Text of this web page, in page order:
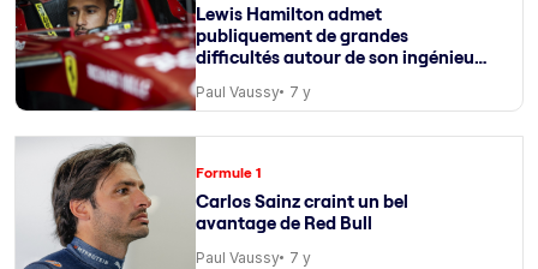
Lewis Hamilton admet
publiquement de grandes
difficultés autour de son ingénieur
Paul Vaussy 7 y
Formule 1
Carlos Sainz craint un bel
avantage de Red Bull
Paul Vaussy 7 y